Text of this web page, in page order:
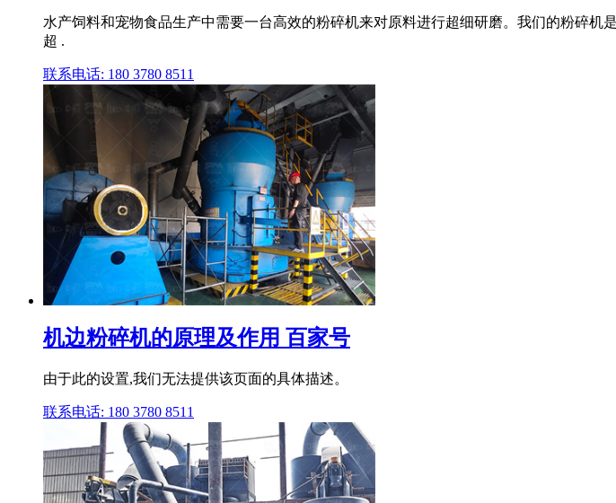
水产饲料和宠物食品生产中需要一台高效的粉碎机来对原料进行超细研磨。我们的粉碎
超 .
联系电话: 180 3780 8511
机边粉碎机的原理及作用 百家号
由于此的设置,我们无法提供该页面的具体描述。
联系电话: 180 3780 8511